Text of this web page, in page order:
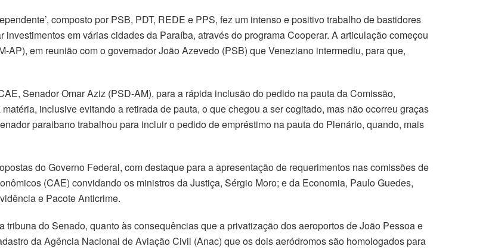
composto por PSB, PDT, REDE e PPS, fez um intenso e positivo trabalho de bastidores
em várias cidades da Paraíba, através do programa Cooperar. A articulação começou
em reunião com o governador João Azevedo (PSB) que Veneziano intermediu, para que,
Senador Omar Aziz (PSD-AM), para a rápida inclusão do pedido na pauta da Comissão,
inclusive evitando a retirada de pauta, o que chegou a ser cogitado, mas não ocorreu graças
paraibano trabalhou para incluir o pedido de empréstimo na pauta do Plenário, quando, mais
do Governo Federal, com destaque para a apresentação de requerimentos nas comissões de
(CAE) convidando os ministros da Justiça, Sérgio Moro; e da Economia, Paulo Guedes,
e Pacote Anticrime.
tribuna do Senado, quanto às consequências que a privatização dos aeroportos de João Pessoa e
da Agência Nacional de Aviação Civil (Anac) que os dois aeródromos são homologados para